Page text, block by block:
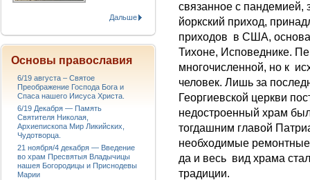
связанное с пандемией,
йоркский приход,
приходов в США,
Тихоне, Исповеднике.
многочисленной, но к
человек. Лишь за
Георгиевской церкви
недостроенный храм
тогдашним главой
необходимые
да и весь вид храма
традиции.
Дальше
Основы православия
6/19 августа – Святое
Преображение Господа Бога и
Спаса нашего Иисуса Христа.
6/19 Декабря — Память
Святителя Николая,
Архиепископа Мир Ликийских,
Чудотворца.
21 ноября/4 декабря — Введение
во храм Пресвятыя Владычицы
нашея Богородицы и Приснодевы
Марии